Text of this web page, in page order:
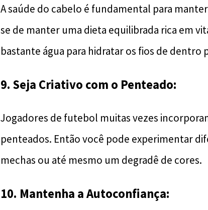
A saúde do cabelo é fundamental para
se de manter uma dieta equilibrada rica em
bastante água para hidratar os fios de dentro
9. Seja Criativo com o Penteado:
Jogadores de futebol muitas vezes
penteados. Então você pode experimentar
mechas ou até mesmo um degradê de cores.
10. Mantenha a Autoconfiança: